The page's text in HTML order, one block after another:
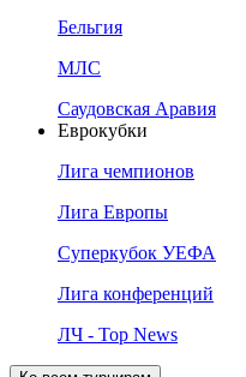
Бельгия
МЛС
Саудовская Аравия
Еврокубки
Лига чемпионов
Лига Европы
Суперкубок УЕФА
Лига конференций
ЛЧ - Top News